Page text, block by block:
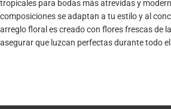
tropicales para bodas más atrevidas y
composiciones se adaptan a tu estilo y al
arreglo floral es creado con flores frescas de
asegurar que luzcan perfectas durante todo